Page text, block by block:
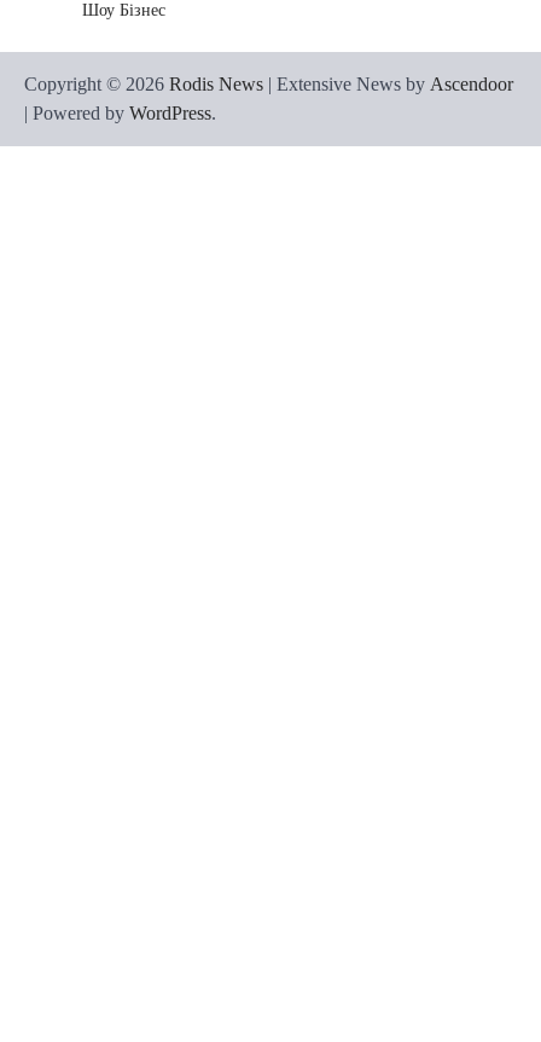
Шоу Бізнес
Copyright © 2026 Rodis News | Extensive News by Ascendoor
| Powered by WordPress.